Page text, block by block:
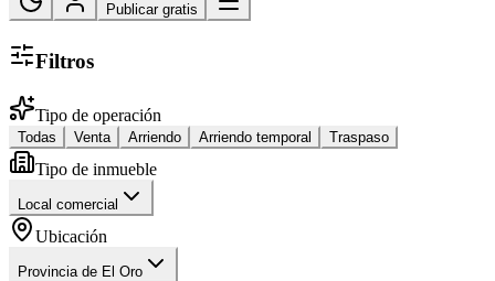
Publicar gratis
Filtros
Tipo de operación
Todas Venta Arriendo Arriendo temporal Traspaso
Tipo de inmueble
Local comercial
Ubicación
Provincia de El Oro